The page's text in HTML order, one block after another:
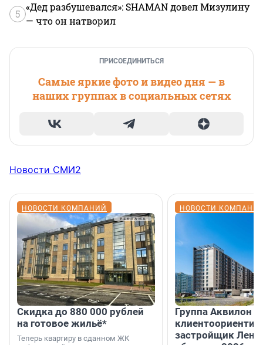
5
«Дед разбушевался»: SHAMAN довел Мизулину
— что он натворил
ПРИСОЕДИНИТЬСЯ
Самые яркие фото и видео дня — в
наших группах в социальных сетях
Новости СМИ2
НОВОСТИ КОМПАНИЙ
Скидка до 880 000 рублей
на готовое жильё*
Теперь квартиру в сданном ЖК
НОВОСТИ
Группа Аквилон
застройщик